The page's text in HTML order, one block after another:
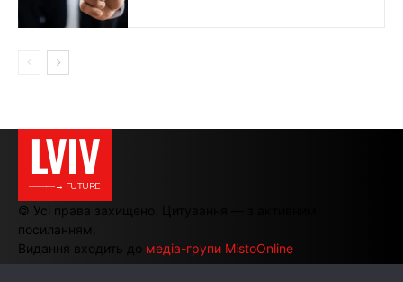
LVIV
———→ FUTURE
© Усі права захищено. Цитування — з активним
посиланням.
Видання входить до медіа-групи MistoOnline